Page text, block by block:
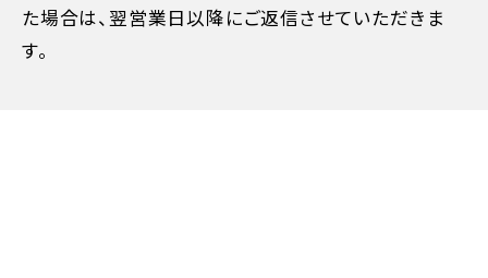
た場合は、翌営業日以降にご返信させていただきま
す。